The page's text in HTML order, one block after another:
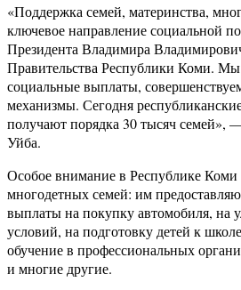
«Поддержка семей, материнства,
ключевое направление социальной
Президента Владимира
Правительства Республики Коми.
социальные выплаты,
механизмы. Сегодня
получают порядка 30 тысяч семей»,
Уйба.
Особое внимание в Республике Коми
многодетных семей: им
выплаты на покупку автомобиля,
условий, на подготовку детей к
обучение в профессиональных
и многие другие.